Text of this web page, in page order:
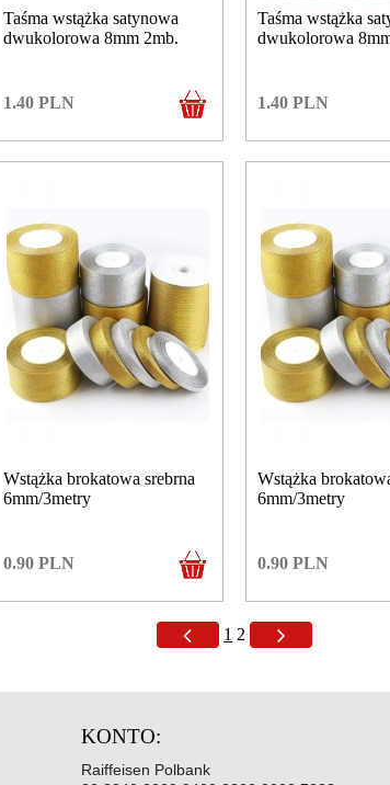
Taśma wstążka satynowa
dwukolorowa 8mm 2mb.
1.40 PLN
Taśma wstążka
dwukolorowa
1.40 PLN
Wstążka brokatowa srebrna
6mm/3metry
0.90 PLN
Wstążka
6mm/3metry
0.90 PLN
1 2
KONTO:
Raiffeisen Polbank